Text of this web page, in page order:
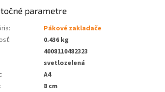
parametre
:
Pákové zakladače
:
0.436 kg
4008110482323
svetlozelená
:
A4
:
8 cm